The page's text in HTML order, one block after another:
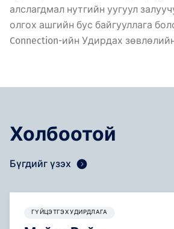
алслагдмал нутгийн уугуул
олгох ашгийн бус байгууллага
Connection-ийн Удирдах
Холбоотой
Бүгдийг үзэх
ГҮЙЦЭТГЭХ УДИРДЛАГА